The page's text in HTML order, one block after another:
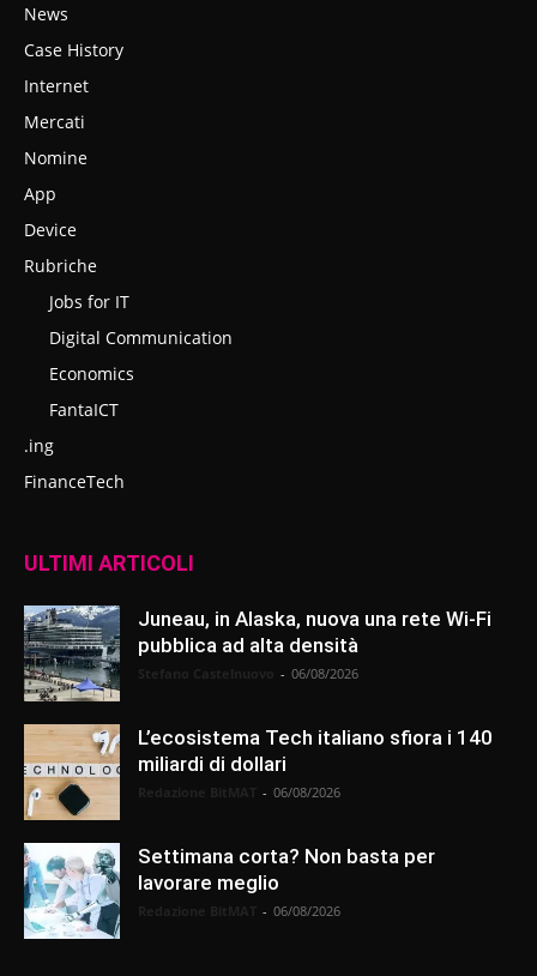
News
Case History
Internet
Mercati
Nomine
App
Device
Rubriche
Jobs for IT
Digital Communication
Economics
FantaICT
.ing
FinanceTech
ULTIMI ARTICOLI
Juneau, in Alaska, nuova una rete Wi-Fi
pubblica ad alta densità
- 06/08/2026
L’ecosistema Tech italiano sfiora i 140
miliardi di dollari
- 06/08/2026
Settimana corta? Non basta per
lavorare meglio
- 06/08/2026